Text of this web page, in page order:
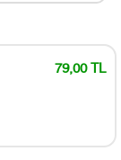
79,00 TL